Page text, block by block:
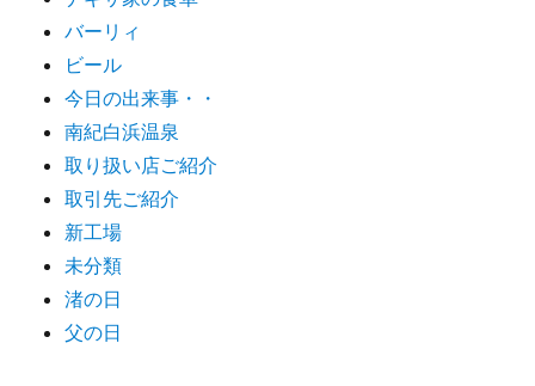
バーリィ
ビール
今日の出来事・・
南紀白浜温泉
取り扱い店ご紹介
取引先ご紹介
新工場
未分類
渚の日
父の日